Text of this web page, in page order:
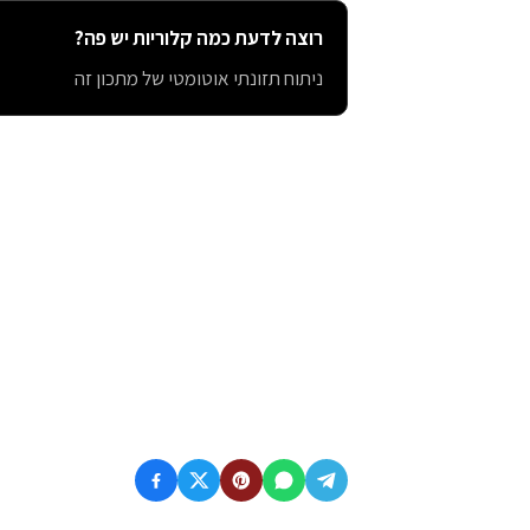
רוצה לדעת כמה קלוריות יש פה?
ניתוח תזונתי אוטומטי של מתכון זה